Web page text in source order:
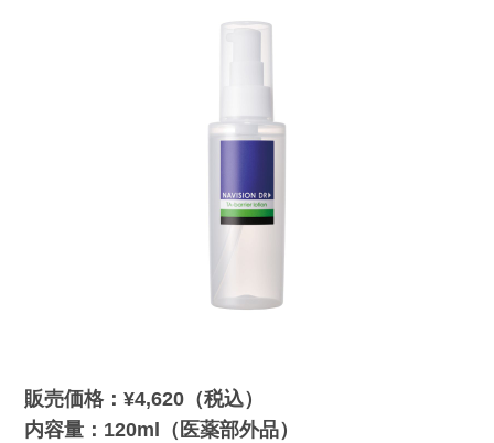
販売価格：¥4,620（税込）
内容量：120ml（医薬部外品）